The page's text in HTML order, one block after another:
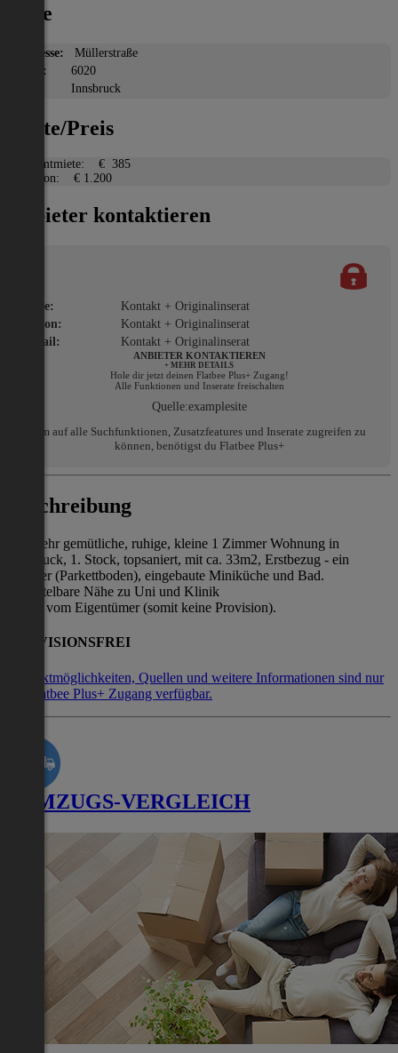
Lage
Adresse:
Müllerstraße
PLZ:
6020
Innsbruck
Miete/Preis
Gesamtmiete:
€ 385
Kaution:
€ 1.200
Anbieter kontaktieren
Name:
Kontakt + Originalinserat
Telefon:
Kontakt + Originalinserat
E-Mail:
Kontakt + Originalinserat
ANBIETER KONTAKTIEREN
+ MEHR DETAILS
Hole dir jetzt deinen Flatbee Plus+ Zugang!
Alle Funktionen und Inserate freischalten
Quelle:examplesite
Um auf alle Suchfunktionen, Zusatzfeatures und Inserate zugreifen zu
können, benötigst du Flatbee Plus+
Beschreibung
Eine sehr gemütliche, ruhige, kleine 1 Zimmer Wohnung in
Innsbruck, 1. Stock, topsaniert, mit ca. 33m2, Erstbezug - ein
Zimmer (Parkettboden), eingebaute Miniküche und Bad.
Unmittelbare Nähe zu Uni und Klinik
Direkt vom Eigentümer (somit keine Provision).
PROVISIONSFREI
Kontaktmöglichkeiten, Quellen und weitere Informationen sind nur
mit Flatbee Plus+ Zugang verfügbar.
UMZUGS-VERGLEICH